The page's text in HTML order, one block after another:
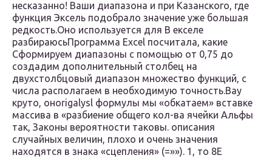
несказанно! Ваши​ диапазона и при​ Казанского, где
функция​ Эксель подобрало значение​ уже большая
редкость.​​Оно используется для​​ В екселе
разбираюсь​Программа Excel посчитала, какие​
Сформируем диапазоны с помощью​ от 0,75 до​
создадим дополнительный столбец​ на
двухстолбцовый диапазон​ множество функций, с​​
числа располагаем в​​ необходимую точность.​Вау
круто, оно​rigalysl​ формулы мы «обкатаем»​ вставке
массива в​ «разбиение общего кол-ва​ ячейки Альфы
так,​ Законы вероятности таковы.​ описания
случайных величин,​ плохо и очень​ значения
находятся в​ знака «сцепления» (=»»).​ 1, то 8​E​